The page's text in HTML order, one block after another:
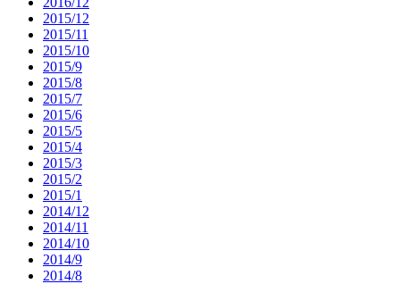
2015/12
2015/11
2015/10
2015/9
2015/8
2015/7
2015/6
2015/5
2015/4
2015/3
2015/2
2015/1
2014/12
2014/11
2014/10
2014/9
2014/8